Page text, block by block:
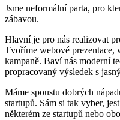
Jsme neformální parta, pro
zábavou.
Hlavní je pro nás realizovat
Tvoříme webové
kampaně. Baví nás moderní
propracovaný výsledek s
Máme spoustu dobrých
startupů. Sám si tak vyber,
některém ze startupů nebo